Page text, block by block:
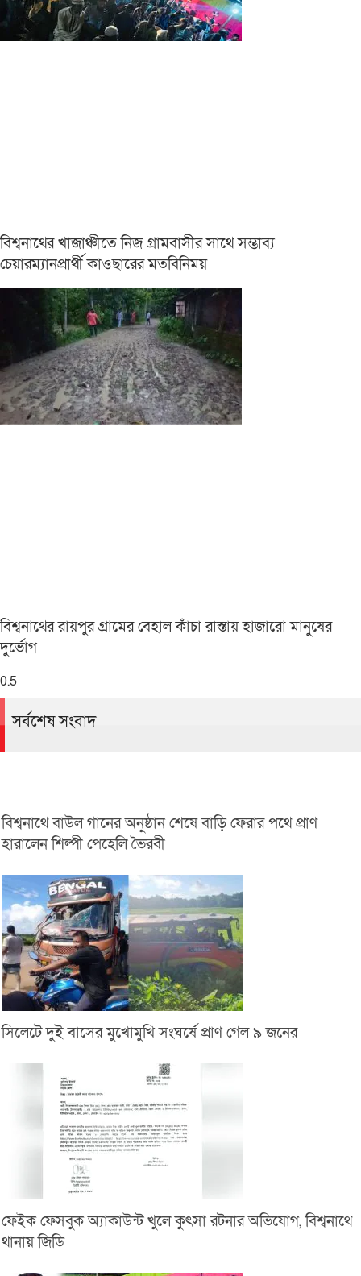
বিশ্বনাথের খাজাঞ্চীতে নিজ গ্রামবাসীর সাথে সম্ভাব্য
চেয়ারম্যানপ্রার্থী কাওছারের মতবিনিময়
বিশ্বনাথের রায়পুর গ্রামের বেহাল কাঁচা রাস্তায় হাজারো মানুষের
দুর্ভোগ
সর্বশেষ সংবাদ
বিশ্বনাথে বাউল গানের অনুষ্ঠান শেষে বাড়ি ফেরার পথে প্রাণ
হারালেন শিল্পী পেহেলি ভৈরবী
সিলেটে দুই বাসের মুখোমুখি সংঘর্ষে প্রাণ গেল ৯ জনের
ফেইক ফেসবুক অ্যাকাউন্ট খুলে কুৎসা রটনার অভিযোগ, বিশ্বনাথে
থানায় জিডি